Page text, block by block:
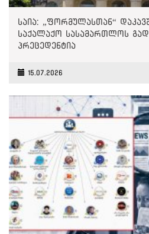
საია: „ფორმულასთან“
საქალაქო სასამართლოს
პრეცედენტია
15.07.2026